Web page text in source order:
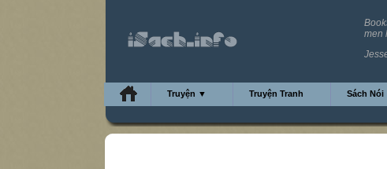
men
Truyện ▼ Truyện Tranh Sách Nói